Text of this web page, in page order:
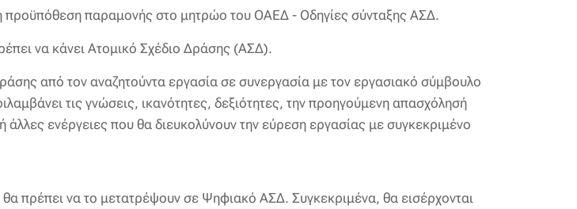
προϋπόθεση παραμονής στο μητρώο του ΟΑΕΔ - Οδηγίες σύνταξης ΑΣΔ.
να κάνει Ατομικό Σχέδιο Δράσης (ΑΣΔ).
από τον αναζητούντα εργασία σε συνεργασία με τον εργασιακό σύμβουλο
τις γνώσεις, ικανότητες, δεξιότητες, την προηγούμενη απασχόλησή
ενέργειες που θα διευκολύνουν την εύρεση εργασίας με συγκεκριμένο
πρέπει να το μετατρέψουν σε Ψηφιακό ΑΣΔ. Συγκεκριμένα, θα εισέρχονται